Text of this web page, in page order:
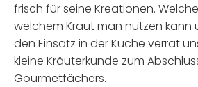
frisch für seine Kreationen.
welchem Kraut man nutzen kann
den Einsatz in der Küche verrät
kleine Kräuterkunde zum
Gourmetfächers.